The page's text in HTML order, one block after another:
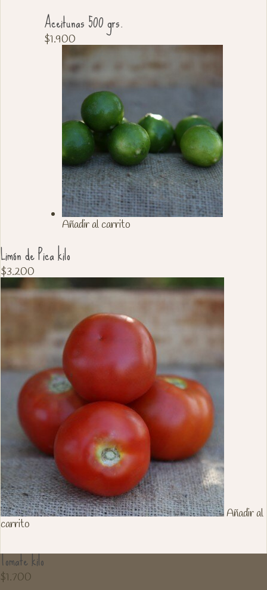
Aceitunas 500 grs.
$1.900
Añadir al carrito
Limón de Pica kilo
$3.200
Añadir al
carrito
Tomate kilo
$1.700